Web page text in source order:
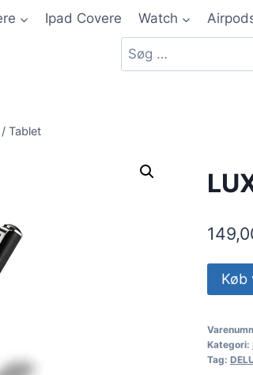
Ipad Covere Watch
Tablet
Køb
Kategori:
Tag: